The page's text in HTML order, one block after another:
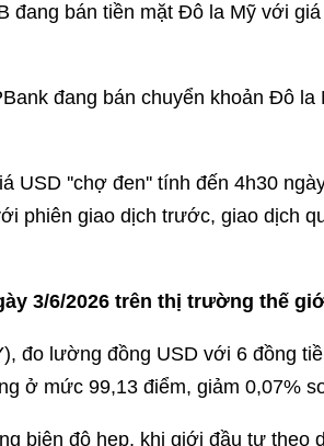
đang bán tiền mặt Đô la Mỹ với
đang bán chuyển khoản Đô
USD ''chợ đen'' tính đến 4h30
phiên giao dịch trước, giao dịch
3/6/2026 trên thị trường thế
đo lường đồng USD với 6 đồng
ở mức 99,13 điểm, giảm 0,07%
biên độ hẹp, khi giới đầu tư theo